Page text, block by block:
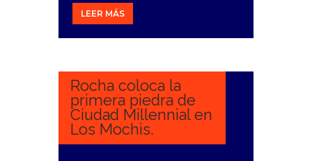
LEER MÁS
23
Rocha coloca la
primera piedra de
Ciudad Millennial en
Los Mochis.